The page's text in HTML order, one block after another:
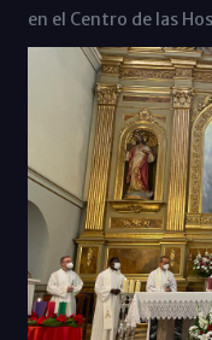
en el Centro de las